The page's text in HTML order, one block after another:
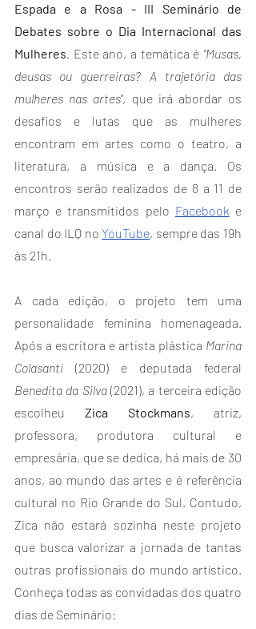
Espada e a Rosa - III Seminário de
Debates sobre o Dia Internacional das
Mulheres. Este ano, a temática é “Musas,
deusas ou guerreiras? A trajetória das
mulheres nas artes", que irá abordar os
desafios e lutas que as mulheres
encontram em artes como o teatro, a
literatura, a música e a dança. Os
encontros serão realizados de 8 a 11 de
março e transmitidos pelo Facebook e
canal do ILQ no YouTube, sempre das 19h
às 21h.
A cada edição, o projeto tem uma
personalidade feminina homenageada.
Após a escritora e artista plástica Marina
Colasanti
Benedita da Silva (2021), a terceira edição
escolheu Zica Stockmans, atriz,
professora, produtora cultural e
empresária, que se dedica, há mais de 30
anos, ao mundo das artes e é referência
cultural no Rio Grande do Sul. Contudo,
Zica não estará sozinha neste projeto
que busca valorizar a jornada de tantas
outras profissionais do mundo artístico.
Conheça todas as convidadas dos quatro
dias de Seminário: